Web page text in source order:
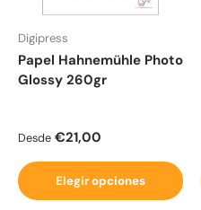
Digipress
Papel Hahnemühle Photo
Glossy 260gr
Precio normal
Desde €21,00
Elegir opciones